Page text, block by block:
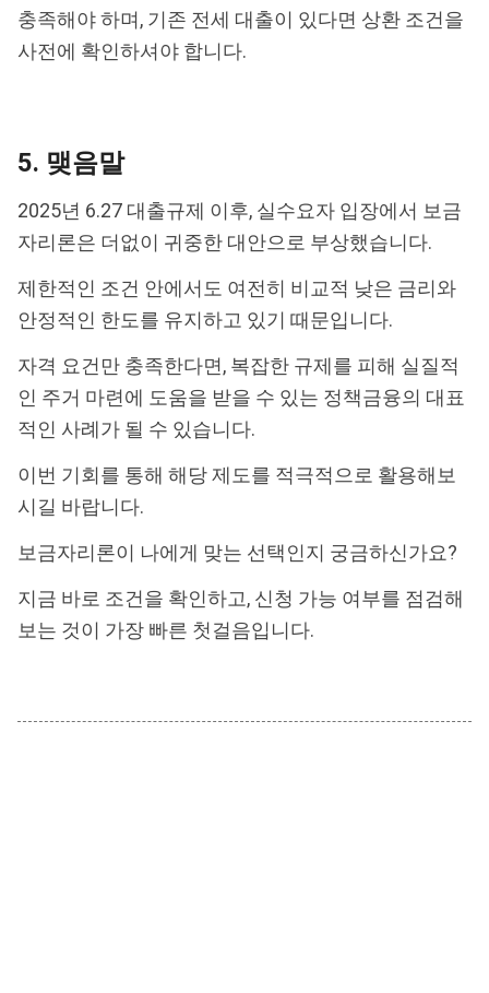
충족해야 하며, 기존 전세 대출이 있다면 상환 조건을
사전에 확인하셔야 합니다.
5. 맺음말
2025년 6.27 대출규제 이후, 실수요자 입장에서 보금
자리론은 더없이 귀중한 대안으로 부상했습니다.
제한적인 조건 안에서도 여전히 비교적 낮은 금리와
안정적인 한도를 유지하고 있기 때문입니다.
자격 요건만 충족한다면, 복잡한 규제를 피해 실질적
인 주거 마련에 도움을 받을 수 있는 정책금융의 대표
적인 사례가 될 수 있습니다.
이번 기회를 통해 해당 제도를 적극적으로 활용해보
시길 바랍니다.
보금자리론이 나에게 맞는 선택인지 궁금하신가요?
지금 바로 조건을 확인하고, 신청 가능 여부를 점검해
보는 것이 가장 빠른 첫걸음입니다.